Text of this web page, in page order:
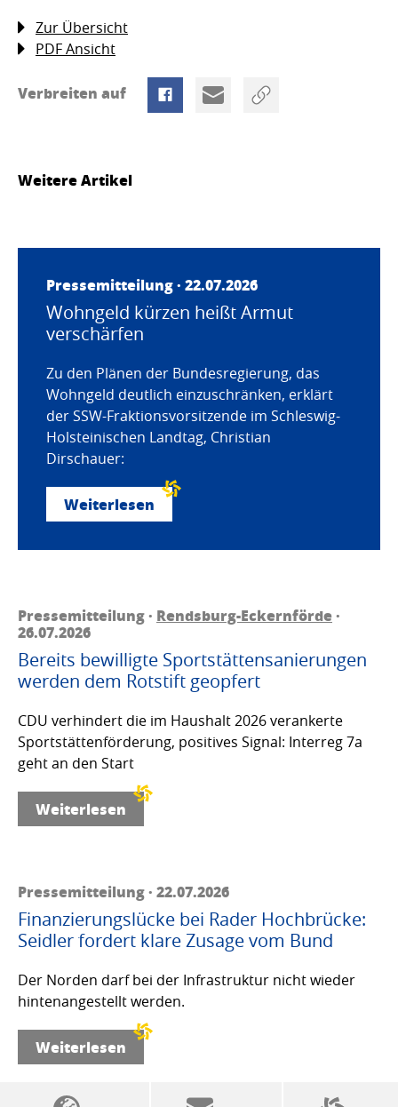
Zur Übersicht
PDF Ansicht
Verbreiten auf
Weitere Artikel
Pressemitteilung · 22.07.2026
Wohngeld kürzen heißt Armut
verschärfen
Zu den Plänen der Bundesregierung, das
Wohngeld deutlich einzuschränken, erklärt
der SSW-Fraktionsvorsitzende im Schleswig-
Holsteinischen Landtag, Christian
Dirschauer:
Weiterlesen
Pressemitteilung · Rendsburg-Eckernförde·
26.07.2026
Bereits bewilligte Sportstättensanierungen
werden dem Rotstift geopfert
CDU verhindert die im Haushalt 2026 verankerte
Sportstättenförderung, positives Signal: Interreg 7a
geht an den Start
Weiterlesen
Pressemitteilung · 22.07.2026
Finanzierungslücke bei Rader Hochbrücke:
Seidler fordert klare Zusage vom Bund
Der Norden darf bei der Infrastruktur nicht wieder
hintenangestellt werden.
Weiterlesen